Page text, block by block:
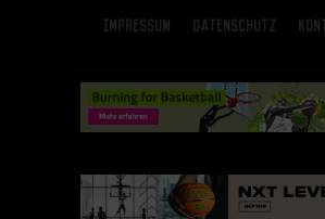
Impressum Datenschutz